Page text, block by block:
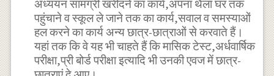
अध्ययन सामग्री खरीदने का कार्य,अपना थैला घर तक
पहुंचाने व स्कूल ले जाने तक का कार्य,सवाल व समस्याओं
हल करने का कार्य अन्य छात्र-छात्राओं से करवाते हैं।
यहां तक कि वे यह भी चाहते हैं कि मासिक टेस्ट,अर्धवार्षिक
परीक्षा,प्री बोर्ड परीक्षा इत्यादि भी उनकी एवज में छात्र-